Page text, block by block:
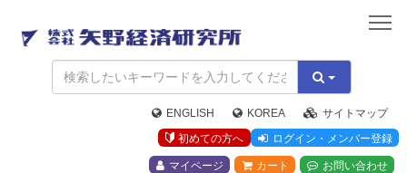
矢
野
経
済
研
究
所
ENGLISH KOREA
サイトマップ
初めての方へ
ログイン・メンバー登録
マイページ カート お問い合わせ